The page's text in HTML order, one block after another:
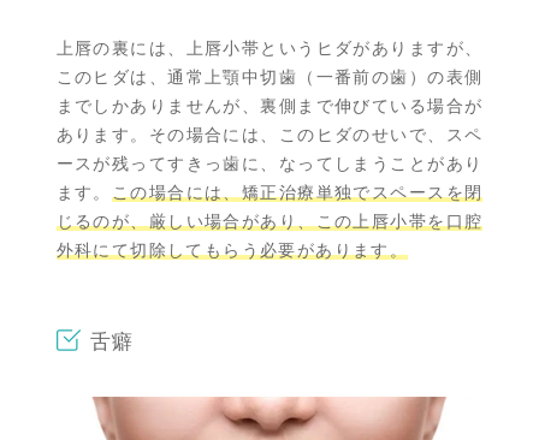
上唇の裏には、上唇小帯というヒダがありますが、
このヒダは、通常上顎中切歯（一番前の歯）の表側
までしかありませんが、裏側まで伸びている場合が
あります。その場合には、このヒダのせいで、スペ
ースが残ってすきっ歯に、なってしまうことがあり
ます。
この場合には、矯正治療単独でスペースを閉
じるのが、厳しい場合があり、この上唇小帯を口腔
外科にて切除してもらう必要があります。
舌癖